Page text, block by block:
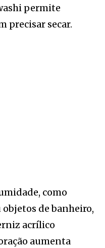
permite
precisar secar.
como
de banheiro,
acrílico
aumenta